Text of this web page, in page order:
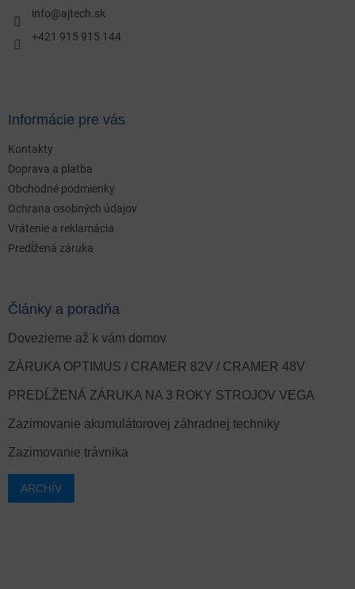
info@ajtech.sk
+421 915 915 144
Informácie pre vás
Kontakty
Doprava a platba
Obchodné podmienky
Ochrana osobných údajov
Vrátenie a reklamácia
Predĺžená záruka
Články a poradňa
Dovezieme až k vám domov
ZÁRUKA OPTIMUS / CRAMER 82V / CRAMER 48V
PREDĹŽENÁ ZÁRUKA NA 3 ROKY STROJOV VEGA
Zazimovanie akumulátorovej záhradnej techniky
Zazimovanie trávnika
ARCHÍV